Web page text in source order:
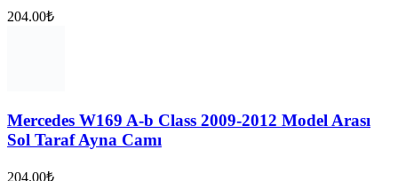
204.00₺
Mercedes W169 A-b Class 2009-2012 Model Arası
Sol Taraf Ayna Camı
204.00₺